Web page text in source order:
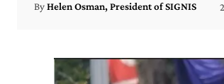
ByHelen Osman, President of SIGNIS